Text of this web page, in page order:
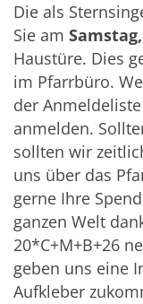
Die als
Sie am
Haustüre. Dies
im Pfarrbüro.
der
anmelden.
sollten wir
uns über das
gerne Ihre
ganzen Welt
20*C+M+B+26
geben uns eine
Aufkleber